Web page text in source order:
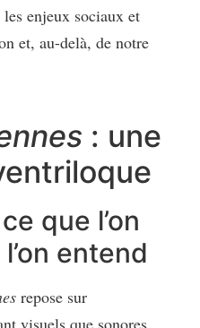
enjeux sociaux et
et, au-delà, de notre
: une
que l’on
entend
repose sur
visuels que sonores,